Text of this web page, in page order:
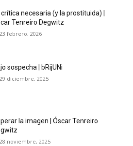
crítica necesaria (y la prostituida) |
Tenreiro Degwitz
23 febrero, 2026
sospecha | bRijUNi
29 diciembre, 2025
la imagen | Óscar Tenreiro
28 noviembre, 2025